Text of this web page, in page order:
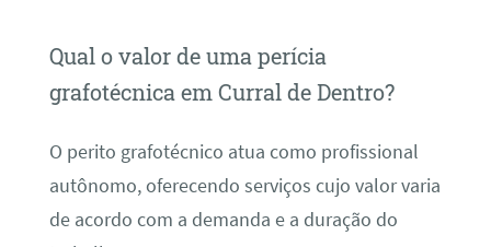
Qual o valor de uma perícia
grafotécnica em Curral de Dentro?
O perito grafotécnico atua como profissional
autônomo, oferecendo serviços cujo valor varia
de acordo com a demanda e a duração do